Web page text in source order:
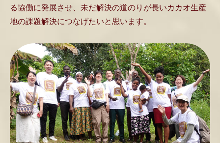
る協働に発展させ、未だ解決の道のりが長いカカオ生産
地の課題解決につなげたいと思います。